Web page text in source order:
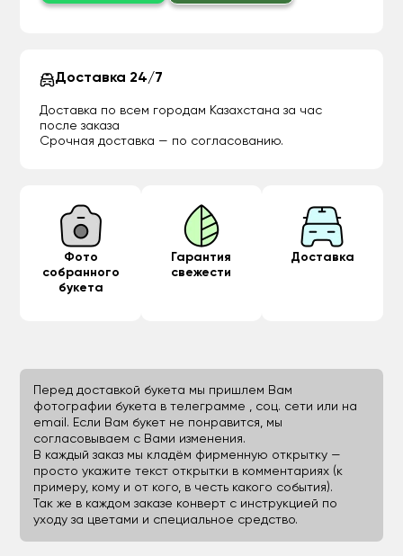
Доставка 24/7
Доставка по всем городам Казахстана за час
после заказа
Срочная доставка — по согласованию.
Фото
собранного
букета
Гарантия
свежести
Доставка
Перед доставкой букета мы пришлем Вам
фотографии букета в телеграмме , соц. сети или на
email. Если Вам букет не понравится, мы
согласовываем с Вами изменения.
В каждый заказ мы кладём фирменную открытку —
просто укажите текст открытки в комментариях (к
примеру, кому и от кого, в честь какого события).
Так же в каждом заказе конверт с инструкцией по
уходу за цветами и специальное средство.